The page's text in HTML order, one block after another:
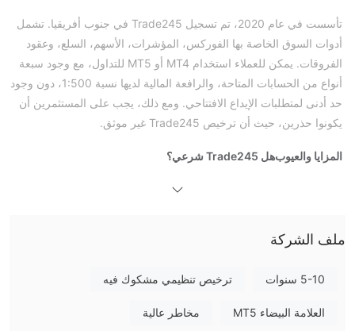
تأسست في عام 2020، تم تسجيل Trade245 في جنوب أفريقيا. تشمل
أدوات السوق الخاصة بها الفوركس، المؤشرات، الأسهم، السلع، وعقود
الفروقات. يمكن للعملاء استخدام MT4 أو MT5 للتداول، مع وجود سبعة
أنواع من الحسابات المتاحة، والرافعة المالية لديها نسبة 1:500، دون وجود
حد أدنى لمتطلبات الإيداع الافتتاحي. ومع ذلك، يجب على المستثمرين أن
يكونوا حذرين، حيث أن ترخيص Trade245 غير موثق.
المزايا والعيوبهل Trade245 شرعي؟
بالنسبة لجميع أنواع الحسابات، الرافعة المالية هي 1:500
لاستخدام الرافعة المالية أن يزيد من الأرباح ويزيد أيضًا من الخسائر.
ملف الشركة
5-10 سنوات ترخيص تنظيمي مشكوك فيه
العلامة البيضاء MT5 مخاطر عالية